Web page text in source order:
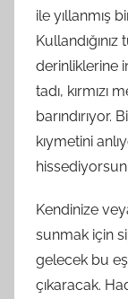
ile yıllanmış
derinliklerine
tadı, kırmızı
barındırıyor.
kıymetini
Kendinize
sunmak için
gelecek bu
çıkaracak.